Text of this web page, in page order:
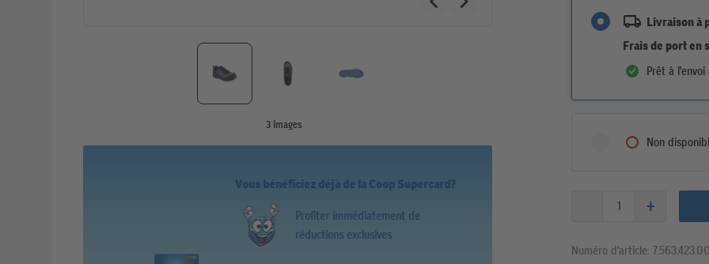
3 Images
Livraison à
Frais de port en
Prêt à
Non
Numéro d'article:
Vous bénéficiez déjà de la Coop Supercard?
Collectez des points
Payer les